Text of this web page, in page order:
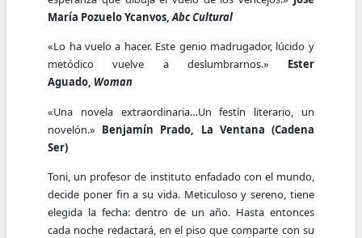
María Pozuelo Ycanvos,Abc Cultural
«Lo ha vuelo a hacer. Este genio madrugador, lúcido y
metódico vuelve a deslumbrarnos.» Ester
Aguado, Woman
«Una novela extraordinaria…Un festín literario, un
novelón.» Benjamín Prado, La Ventana (Cadena
Ser)
Toni, un profesor de instituto enfadado con el mundo,
decide poner fin a su vida. Meticuloso y sereno, tiene
elegida la fecha: dentro de un año. Hasta entonces
cada noche redactará, en el piso que comparte con su